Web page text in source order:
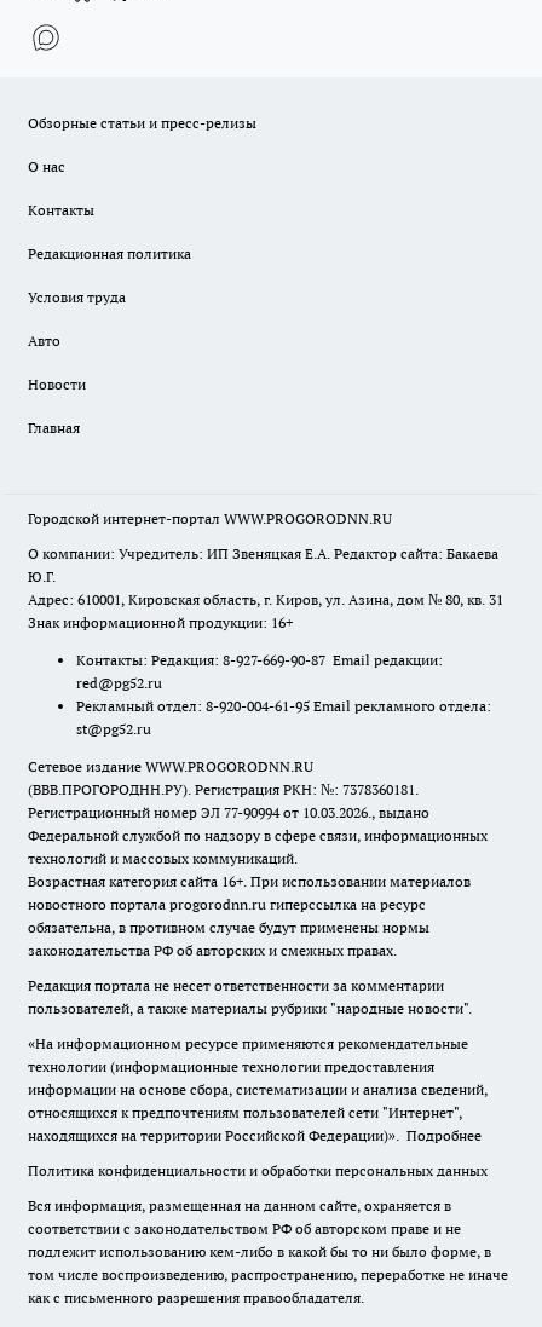
Обзорные статьи и пресс-релизы
О нас
Контакты
Редакционная политика
Условия труда
Авто
Новости
Главная
Городской интернет-портал WWW.PROGORODNN.RU
О компании: Учредитель: ИП Звеняцкая Е.А. Редактор сайта: Бакаева
Ю.Г.
Адрес: 610001, Кировская область, г. Киров, ул. Азина, дом № 80, кв. 31
Знак информационной продукции: 16+
Контакты: Редакция: 8-927-669-90-87 Email редакции:
red@pg52.ru
Рекламный отдел: 8-920-004-61-95 Email рекламного отдела:
st@pg52.ru
Сетевое издание WWW.PROGORODNN.RU
(ВВВ.ПРОГОРОДНН.РУ). Регистрация РКН: №: 7378360181.
Регистрационный номер ЭЛ 77-90994 от 10.03.2026., выдано
Федеральной службой по надзору в сфере связи, информационных
технологий и массовых коммуникаций.
Возрастная категория сайта 16+. При использовании материалов
новостного портала progorodnn.ru гиперссылка на ресурс
обязательна, в противном случае будут применены нормы
законодательства РФ об авторских и смежных правах.
Редакция портала не несет ответственности за комментарии
пользователей, а также материалы рубрики "народные новости".
«На информационном ресурсе применяются рекомендательные
технологии (информационные технологии предоставления
информации на основе сбора, систематизации и анализа сведений,
относящихся к предпочтениям пользователей сети "Интернет",
находящихся на территории Российской Федерации)». Подробнее
Политика конфиденциальности и обработки персональных данных
Вся информация, размещенная на данном сайте, охраняется в
соответствии с законодательством РФ об авторском праве и не
подлежит использованию кем-либо в какой бы то ни было форме, в
том числе воспроизведению, распространению, переработке не иначе
как с письменного разрешения правообладателя.